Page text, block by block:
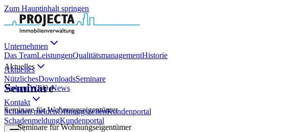
Zum Hauptinhalt springen
Unternehmen
Das TeamLeistungenQualitätsmanagementHistorie
Aktuelles
NützlichesDownloadsSeminare
VerkaufWEG-News
Kontakt
Schaden meldenÖffnungszeitenKundenportal
SchadenmeldungKundenportal
Aktuelles
Seminare
Seminare für Wohnungseigentümer
Seminare für Wohnungseigentümer